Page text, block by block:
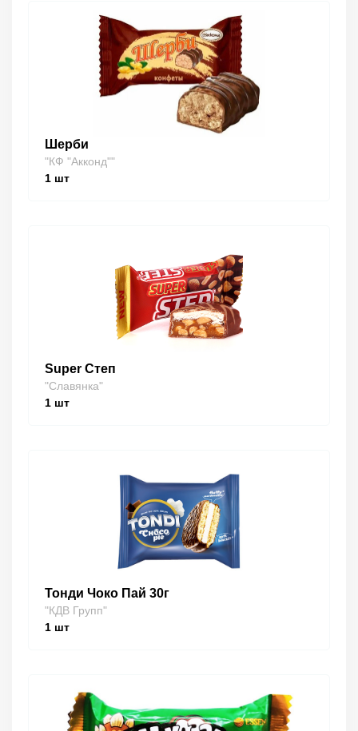
Шерби
"КФ "Акконд""
1 шт
Super Степ
"Славянка"
1 шт
Тонди Чоко Пай 30г
"КДВ Групп"
1 шт